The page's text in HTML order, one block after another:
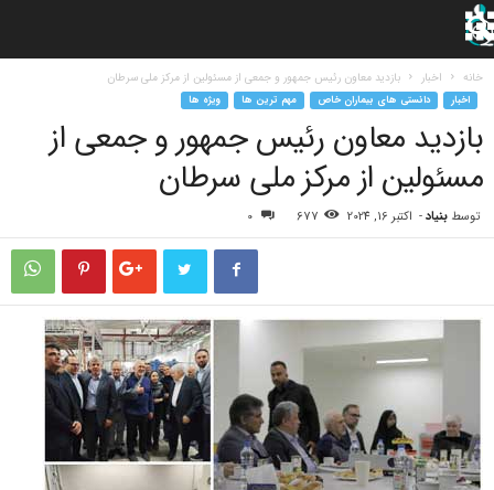
خانه اخبار بازدید معاون رئیس جمهور و جمعی از مسئولین از مرکز ملی سرطان
اخبار دانستی های بیماران خاص مهم ترین ها ویژه ها
بازدید معاون رئیس جمهور و جمعی از
مسئولین از مرکز ملی سرطان
توسط بنیاد- اکتبر 16, 2024 677
0